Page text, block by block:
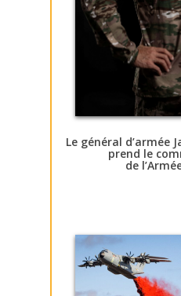
Le général d’armée
prend le
de